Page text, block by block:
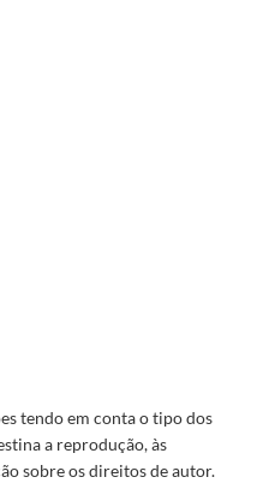
tendo em conta o tipo dos
a reprodução, às
sobre os direitos de autor.